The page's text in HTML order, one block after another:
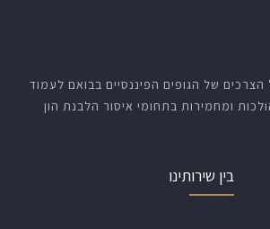
של הגופים הפיננסיים בבואם לעמוד
ומחמירות בתחומי איסור הלבנת הון
בין שירותינו